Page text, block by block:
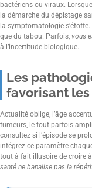
bactériens ou viraux.
la démarche du dépistage
la symptomatologie
que du tabou. Parfois, vous
à l’incertitude biologique.
Les
favorisant
Actualité oblige, l’âge
tumeurs, le tout parfois
consultez si l’épisode se
intégrez ce paramètre
tout à fait illusoire de croire
santé ne banalise pas la